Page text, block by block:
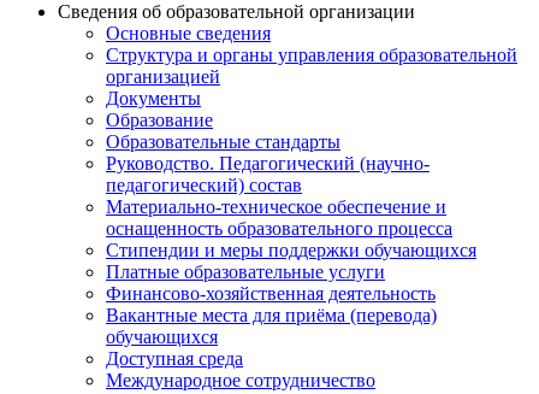
Сведения об образовательной организации
Основные сведения
Структура и органы управления образовательной
организацией
Документы
Образование
Образовательные стандарты
Руководство. Педагогический (научно-
педагогический) состав
Материально-техническое обеспечение и
оснащенность образовательного процесса
Стипендии и меры поддержки обучающихся
Платные образовательные услуги
Финансово-хозяйственная деятельность
Вакантные места для приёма (перевода)
обучающихся
Доступная среда
Международное сотрудничество